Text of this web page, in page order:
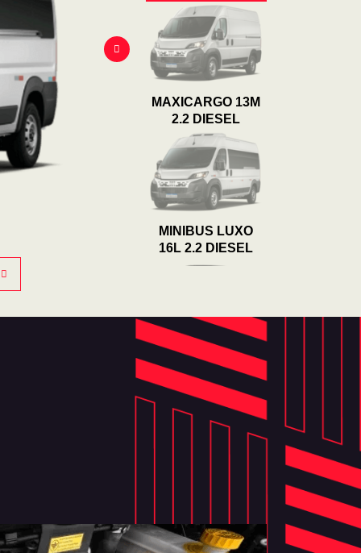
DIESEL
MAXICARGO 13M
2.2 DIESEL
MINIBUS LUXO
16L 2.2 DIESEL
DUCATO MULTI